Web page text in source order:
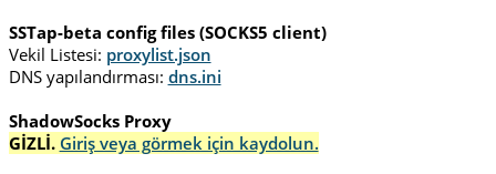
SSTap-beta config files (SOCKS5 client)
Vekil Listesi: proxylist.json
DNS yapılandırması: dns.ini
ShadowSocks Proxy
GİZLİ. Giriş veya görmek için kaydolun.